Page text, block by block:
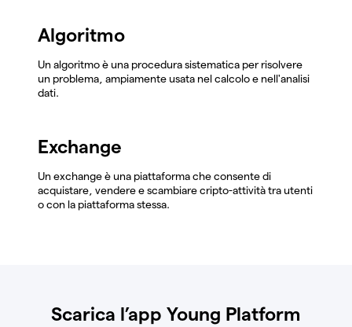
Algoritmo
Un algoritmo è una procedura sistematica per risolvere
un problema, ampiamente usata nel calcolo e nell'analisi
dati.
Exchange
Un exchange è una piattaforma che consente di
acquistare, vendere e scambiare cripto-attività tra utenti
o con la piattaforma stessa.
Scarica l’app Young Platform